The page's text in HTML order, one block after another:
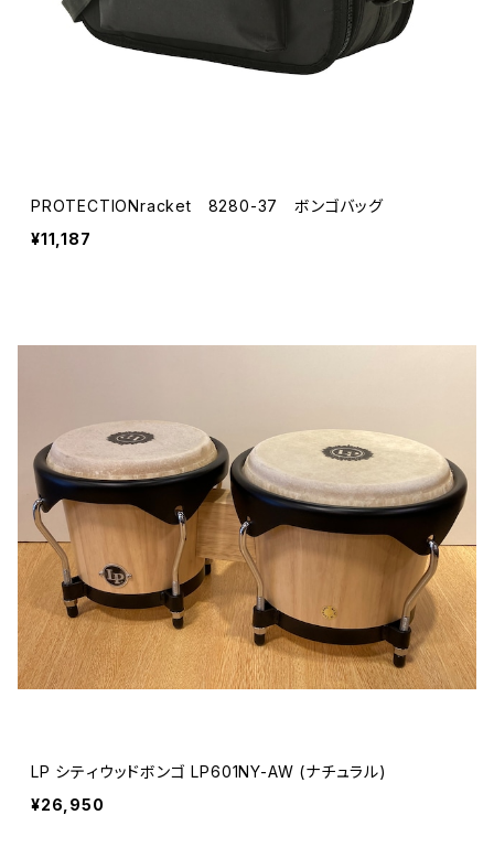
PROTECTIONracket 8280-37 ボンゴバッグ
¥11,187
LP シティウッドボンゴ LP601NY-AW (ナチュラル)
¥26,950